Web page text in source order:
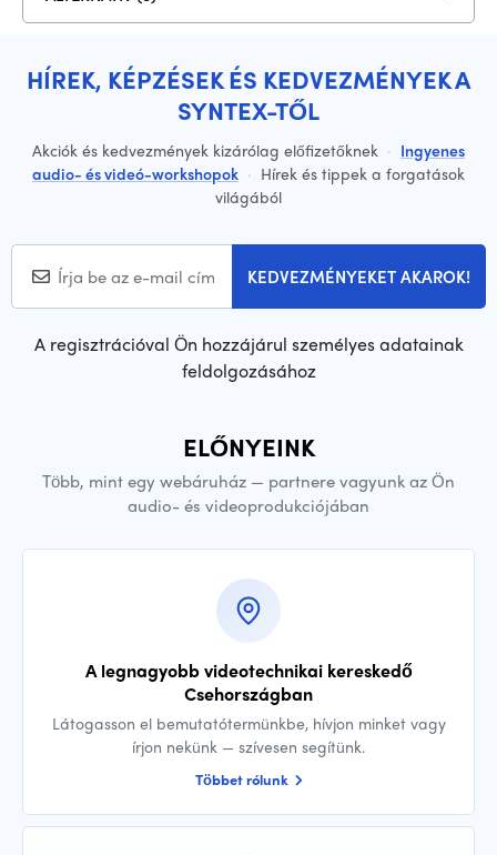
HÍREK, KÉPZÉSEK ÉS KEDVEZMÉNYEK A
SYNTEX-TŐL
Akciók és kedvezmények kizárólag előfizetőknek · Ingyenes
audio- és videó-workshopok · Hírek és tippek a forgatások
világából
KEDVEZMÉNYEKET AKAROK!
A regisztrációval Ön hozzájárul személyes adatainak
feldolgozásához
ELŐNYEINK
Több, mint egy webáruház — partnere vagyunk az Ön
audio- és videoprodukciójában
A legnagyobb videotechnikai kereskedő
Csehországban
Látogasson el bemutatótermünkbe, hívjon minket vagy
írjon nekünk — szívesen segítünk.
Többet rólunk